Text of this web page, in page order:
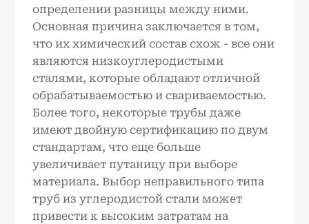
определении разницы между ними.
Основная причина заключается в том,
что их химический состав схож - все они
являются низкоуглеродистыми
сталями, которые обладают отличной
обрабатываемостью и свариваемостью.
Более того, некоторые трубы даже
имеют двойную сертификацию по двум
стандартам, что еще больше
увеличивает путаницу при выборе
материала. Выбор неправильного типа
труб из углеродистой стали может
привести к высоким затратам на